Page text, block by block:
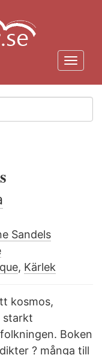
Sandels
, Kärlek
kosmos,
starkt
Boken
? många till